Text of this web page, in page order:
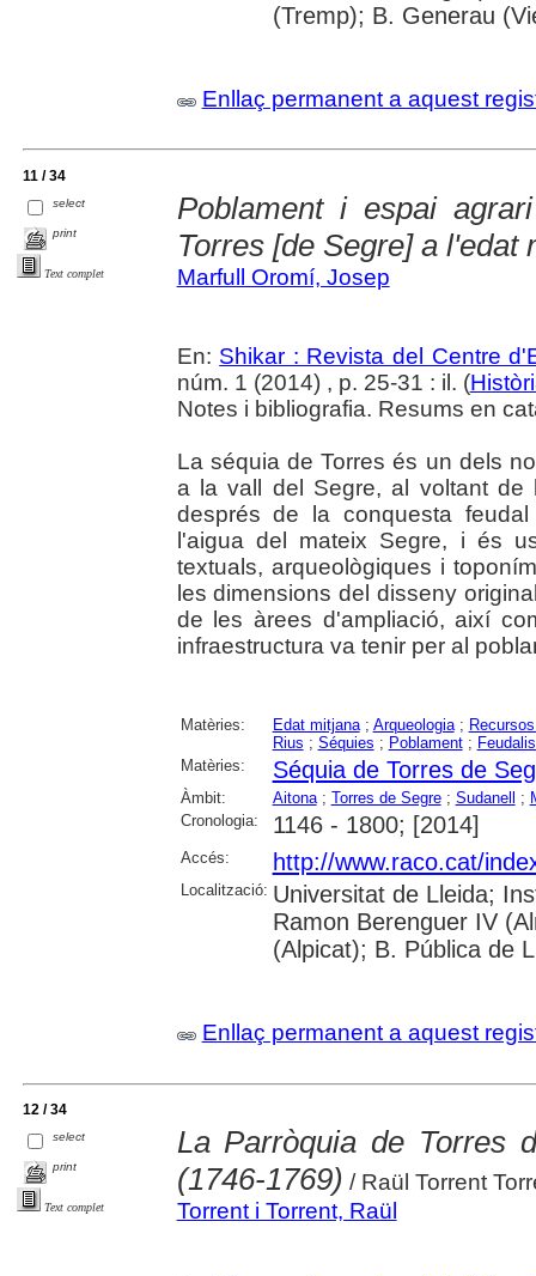
(Tremp); B. Generau
Enllaç permanent a aquest
11 / 34
select
print
Text complet
Poblament i espai
Torres [de Segre] a l'edat
Marfull Oromí, Josep
En: Shikar : Revista del Centre
núm. 1 (2014) , p. 25-31 : il. (
Notes i bibliografia. Resums en
La séquia de Torres és un dels
a la vall del Segre, al voltant de
després de la conquesta
l'aigua del mateix Segre, i és
textuals, arqueològiques i
les dimensions del disseny
de les àrees d'ampliació, així
infraestructura va tenir per al
Matèries: Edat mitjana; Arqueologia;
Rius ; Séquies ; Poblament;
Matèries:
Séquia de Torres de
Àmbit: Aitona; Torres de Segre; Sudanell ;
Cronologia:
1146 - 1800; [2014]
Accés: http://www.raco.cat/
Localització: Universitat de Lleida;
Ramon Berenguer IV
(Alpicat); B. Pública de
Enllaç permanent a aquest
12 / 34
select
print
Text complet
La Parròquia de Torres
(1746-1769) / Raül Torrent
Torrent i Torrent, Raül